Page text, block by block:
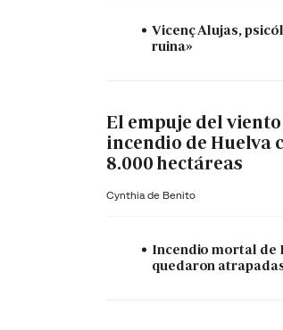
Vicenç Alujas,
ruina»
El empuje del
incendio de Huelva
8.000 hectáreas
Cynthia de Benito
Incendio mortal de
quedaron